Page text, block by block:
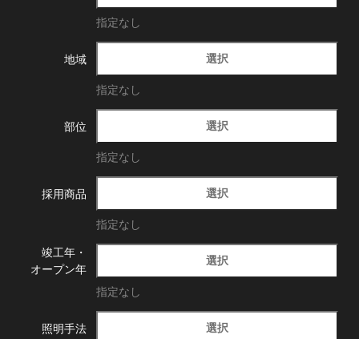
指定なし
地域 選択
指定なし
部位 選択
指定なし
採用商品 選択
指定なし
竣工年・
オープン年
選択
指定なし
照明手法 選択